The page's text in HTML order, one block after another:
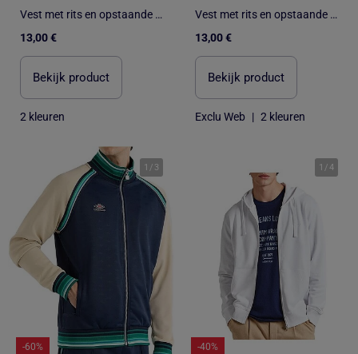
Vest met rits en opstaande kraag
13,00 €
Bekijk product
2 kleuren
Vest met rits en opstaande kraag
13,00 €
Bekijk product
Exclu Web | 2 kleuren
1 / 3
-60%
1 /4
-40%